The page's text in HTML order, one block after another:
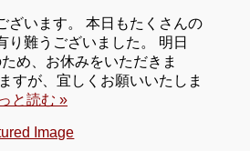
ざいます。 本日もたくさんの
り難うございました。 明日
め、お休みをいただきま
すが、宜しくお願いいたしま
と読む »